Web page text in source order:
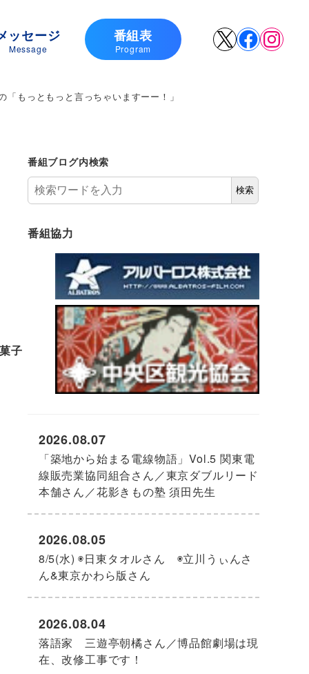
X
ッセージ
Message
番組表
Program
もっともっと言っちゃいますーー！」
子
番組ブログ内検索
検索
番組協力
「築地から始まる電線物語」Vol.5 関東電
線販売業協同組合さん／東京ダブルリード
本舗さん／花影きもの塾 須田先生
2026.08.07
8/5(水) ◉日東タオルさん ◉立川うぃんさ
ん&東京かわら版さん
2026.08.05
落語家 三遊亭朝橘さん／博品館劇場は現
在、改修工事です！
2026.08.04